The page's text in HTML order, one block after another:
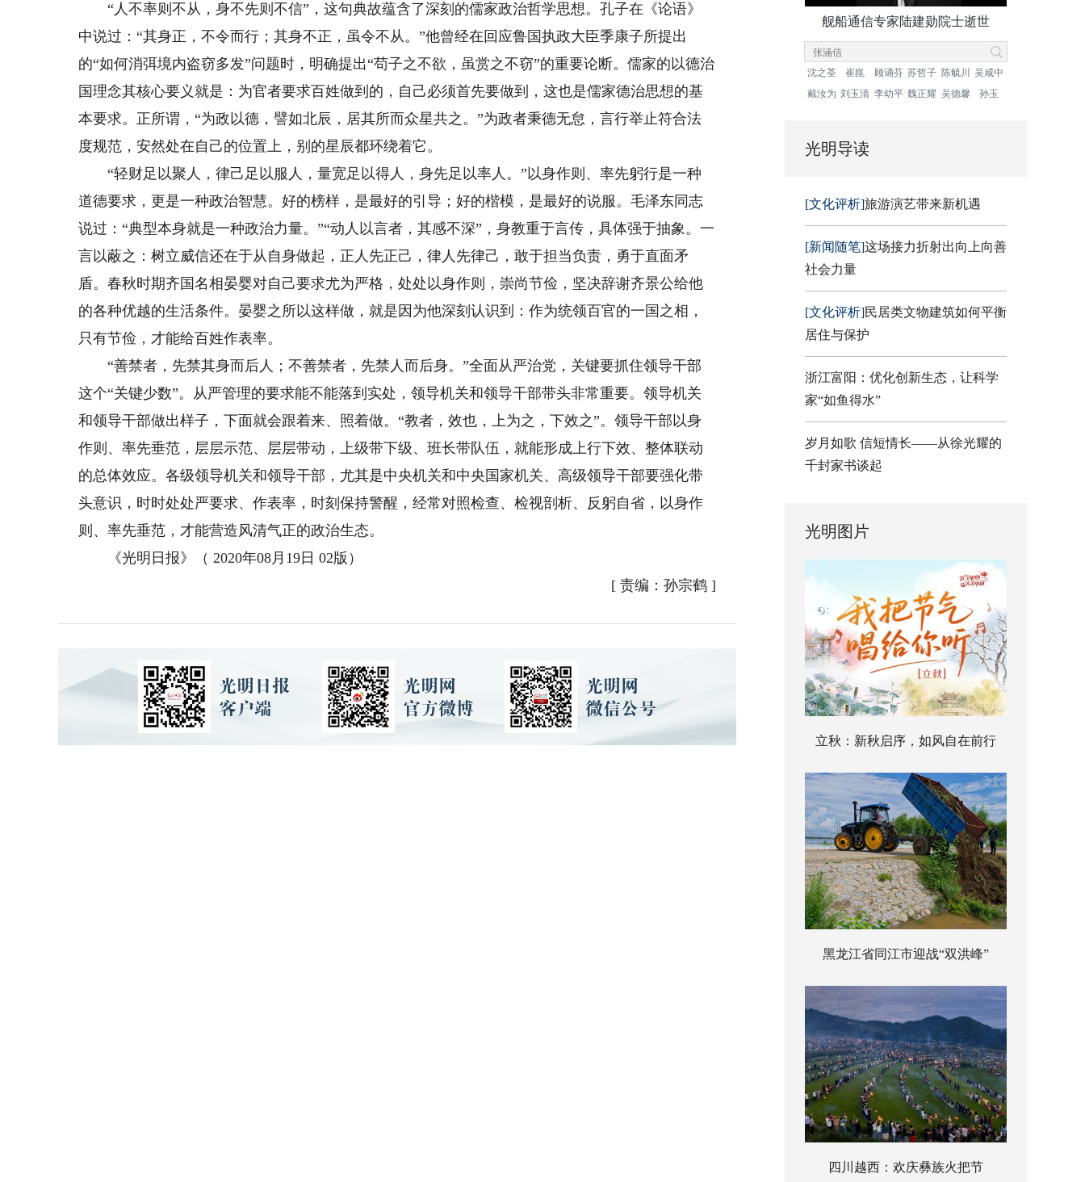
“人不率则不从，身不先则不信”，这句典故蕴含了深刻的儒家政治哲学思想。孔子在《论语》
中说过：“其身正，不令而行；其身不正，虽令不从。”他曾经在回应鲁国执政大臣季康子所提出
的“如何消弭境内盗窃多发”问题时，明确提出“苟子之不欲，虽赏之不窃”的重要论断。儒家的以德治
国理念其核心要义就是：为官者要求百姓做到的，自己必须首先要做到，这也是儒家德治思想的基
本要求。正所谓，“为政以德，譬如北辰，居其所而众星共之。”为政者秉德无怠，言行举止符合法
度规范，安然处在自己的位置上，别的星辰都环绕着它。
“轻财足以聚人，律己足以服人，量宽足以得人，身先足以率人。”以身作则、率先躬行是一种
道德要求，更是一种政治智慧。好的榜样，是最好的引导；好的楷模，是最好的说服。毛泽东同志
说过：“典型本身就是一种政治力量。”“动人以言者，其感不深”，身教重于言传，具体强于抽象。一
言以蔽之：树立威信还在于从自身做起，正人先正己，律人先律己，敢于担当负责，勇于直面矛
盾。春秋时期齐国名相晏婴对自己要求尤为严格，处处以身作则，崇尚节俭，坚决辞谢齐景公给他
的各种优越的生活条件。晏婴之所以这样做，就是因为他深刻认识到：作为统领百官的一国之相，
只有节俭，才能给百姓作表率。
“善禁者，先禁其身而后人；不善禁者，先禁人而后身。”全面从严治党，关键要抓住领导干部
这个“关键少数”。从严管理的要求能不能落到实处，领导机关和领导干部带头非常重要。领导机关
和领导干部做出样子，下面就会跟着来、照着做。“教者，效也，上为之，下效之”。领导干部以身
作则、率先垂范，层层示范、层层带动，上级带下级、班长带队伍，就能形成上行下效、整体联动
的总体效应。各级领导机关和领导干部，尤其是中央机关和中央国家机关、高级领导干部要强化带
头意识，时时处处严要求、作表率，时刻保持警醒，经常对照检查、检视剖析、反躬自省，以身作
则、率先垂范，才能营造风清气正的政治生态。
《光明日报》（ 2020年08月19日 02版）
[ 责编：孙宗鹤]
舰船通信专家陆建勋院士逝世
沈之荃 崔崑 顾诵芬 苏哲子 陈毓川
吴咸中
戴汝为 刘玉清 李幼平 魏正耀 吴德馨 孙玉
光明导读
[文化评析]旅游演艺带来新机遇
[新闻随笔]这场接力折射出向上向善
社会力量
[文化评析]民居类文物建筑如何平衡
居住与保护
浙江富阳：优化创新生态，让科学
家“如鱼得水”
岁月如歌 信短情长——从徐光耀的
千封家书谈起
光明图片
立秋：新秋启序，如风自在前行
黑龙江省同江市迎战“双洪峰”
四川越西：欢庆彝族火把节